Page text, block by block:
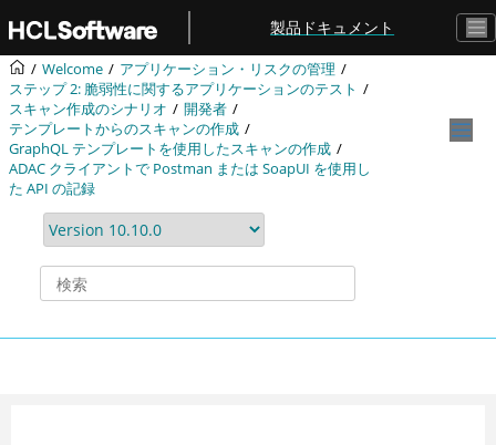
メインコンテンツにジャンプ
製品ドキュメント
Welcome
アプリケーション・リスクの管理
ステップ 2: 脆弱性に関するアプリケーションのテスト
スキャン作成のシナリオ
開発者
テンプレートからのスキャンの作成
GraphQL テンプレートを使用したスキャンの作成
ADAC クライアントで Postman または SoapUI を使用し
た API の記録